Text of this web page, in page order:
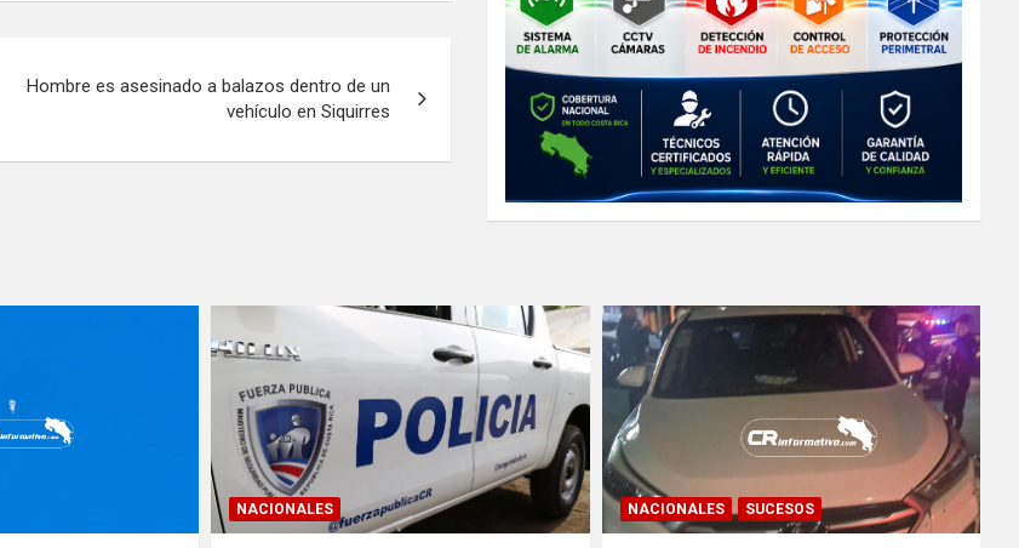
Hombre es asesinado a balazos dentro de un
vehículo en Siquirres
NACIONALES NACIONALES SUCESOS